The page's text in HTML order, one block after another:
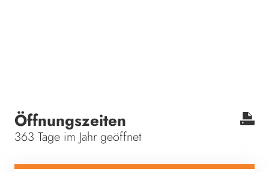
Öffnungszeiten
363 Tage im Jahr geöffnet